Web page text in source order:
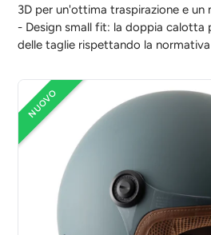
NUOVO
3D per un'ottima traspirazione e
- Design small fit: la doppia calotta
delle taglie rispettando la